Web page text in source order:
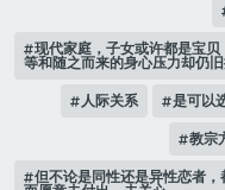
现代家庭，子女或许都是宝
等和随之而来的身心压力却仍旧
人际关系 是可以
教宗
但不论是同性还是异性恋者